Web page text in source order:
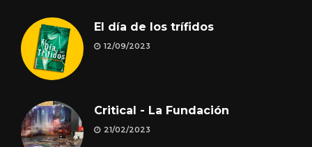
El día de los trífidos
12/09/2023
Critical - La Fundación
21/02/2023